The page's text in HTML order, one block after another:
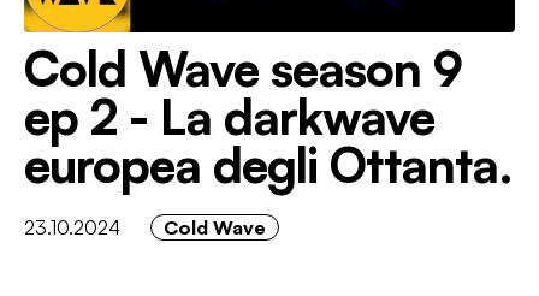
Cold Wave season 9
ep 2 - La darkwave
europea degli Ottanta.
23.10.2024 Cold Wave